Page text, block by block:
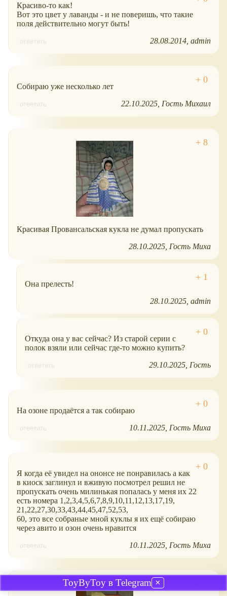
Красиво-то как!
Вот это цвет у лаванды - и не поверишь, что такие
поля действительно могут быть!
ответить 28.08.2014 admin
Собираю уже несколько лет
ответить 22.10.2025 Гость Михаил
Красивая Провансальская кукла не думал пропускать
28.10.2025 Гость Миха
Она прелесть!
28.10.2025 admin
Откуда она у вас сейчас? Из старой серии с
полок взяли или сейчас где-то можно купить?
ответить 29.10.2025 Гость
На озоне продаётся а так собираю
ответить 10.11.2025 Гость Миха
Я когда её увидел на ононсе не понравилась а как
в киоск заглинул и вживую посмотрел решил не
пропускать очень милинькая попалась у меня их 22
есть номера 1,2,3,4,5,6,7,8,9,10,11,12,13,17,19,
21,22,27,30,33,43,44,45,47,52,53,
60, это все собраные мной куклы я их ещё собираю
через авито и озон очень нравится
ответить 10.11.2025 Гость Миха
ToyByToy в Telegram ✕